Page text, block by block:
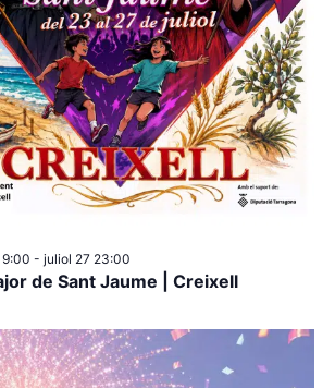
de Sant Jaume | Creixell
- juliol 27 23:00